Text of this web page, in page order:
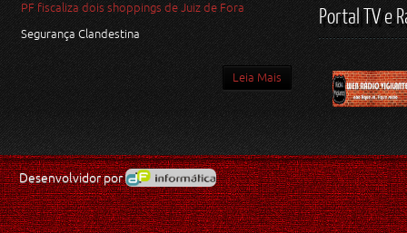
PF fiscaliza dois shoppings de Juiz de Fora
Segurança Clandestina
Leia Mais
Portal TV e
Desenvolvidor por